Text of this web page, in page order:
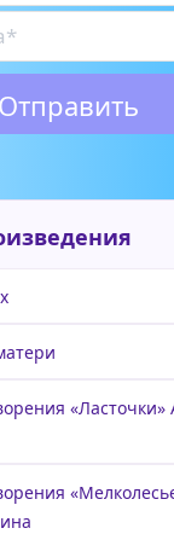
«Ласточки»